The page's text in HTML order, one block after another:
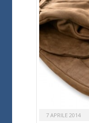
7 APRILE 2014